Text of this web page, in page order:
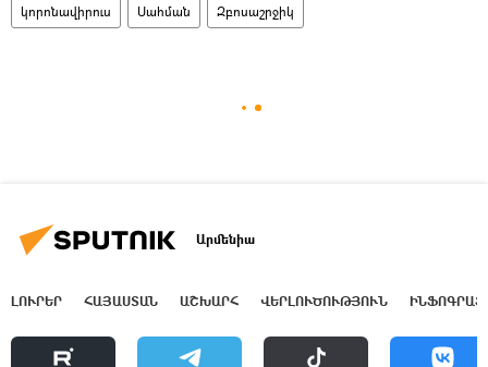
կորոնավիրուս Սահման Զբոսաշրջիկ
Արմենիա
ԼՈՒՐԵՐ ՀԱՅԱՍՏԱՆ ԱՇԽԱՐՀ ՎԵՐԼՈՒԾՈՒԹՅՈՒՆ